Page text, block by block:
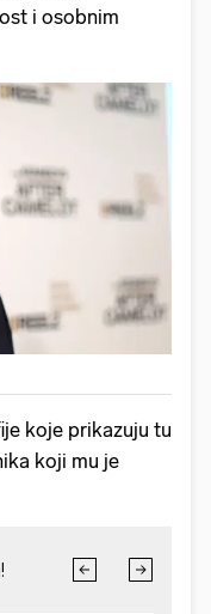
i osobnim
koje prikazuju tu
koji mu je